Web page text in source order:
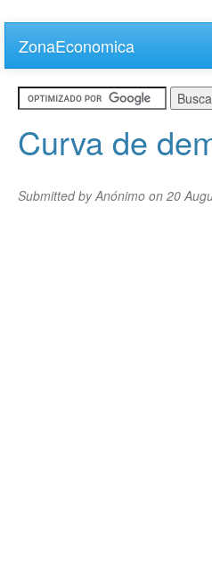
main
content
ZonaEconomica
Curva de
Submitted byAnónimo on 20